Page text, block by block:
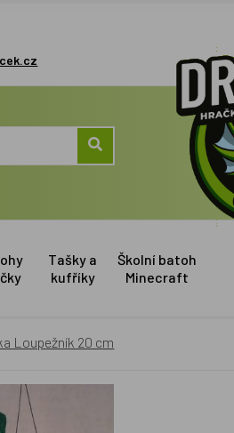
Tašky a
kufříky
Školní batoh
Minecraft
Loupežník 20 cm